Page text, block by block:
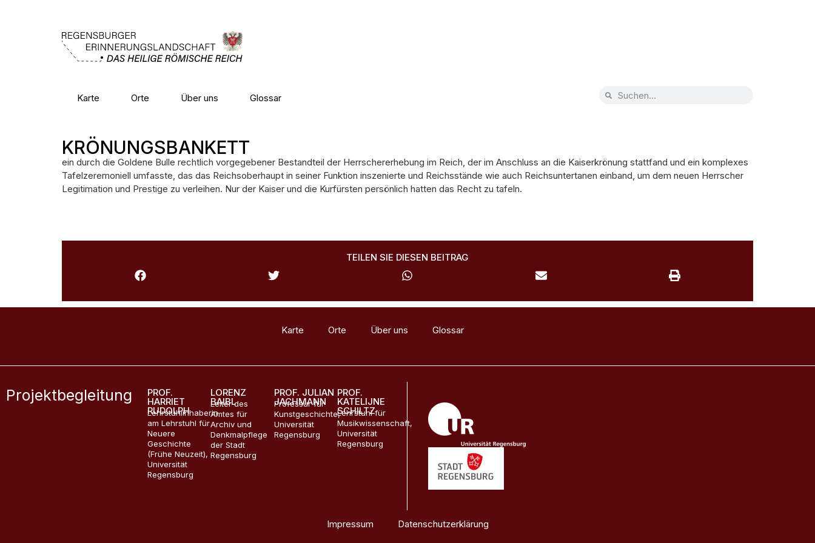
Karte Orte Über uns Glossar
KRÖNUNGSBANKETT
ein durch die Goldene Bulle rechtlich vorgegebener Bestandteil der Herrschererhebung im Reich, der im Anschluss an die Kaiserkrönung stattfand und ein komplexes
Tafelzeremoniell umfasste, das das Reichsoberhaupt in seiner Funktion inszenierte und Reichsstände wie auch Reichsuntertanen einband, um dem neuen Herrscher
Legitimation und Prestige zu verleihen. Nur der Kaiser und die Kurfürsten persönlich hatten das Recht zu tafeln.
TEILEN SIE DIESEN BEITRAG
Karte Orte Über uns Glossar
Projektbegleitung PROF.
HARRIET
RUDOLPH
Lehrstuhlinhaberin
am Lehrstuhl für
Neuere
Geschichte
(Frühe Neuzeit),
Universität
Regensburg
LORENZ
BAIBL
Leiter des
Amtes für
Archiv und
Denkmalpflege
der Stadt
Regensburg
PROF. JULIAN
JACHMANN
Professur für
Kunstgeschichte,
Universität
Regensburg
PROF.
KATELIJNE
SCHILTZ
Lehrstuhl für
Musikwissenschaft,
Universität
Regensburg
Impressum Datenschutzerklärung